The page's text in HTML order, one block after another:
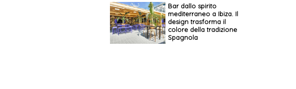
Bar dallo spirito
mediterraneo a Ibiza. Il
design trasforma il
colore della tradizione
Spagnola